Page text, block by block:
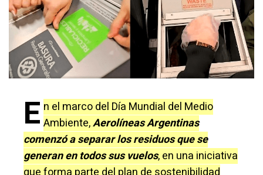
E n el marco del Día Mundial del Medio
Ambiente,Aerolíneas Argentinas
comenzó a separar los residuos que se
generan en todos sus vuelos, en una iniciativa